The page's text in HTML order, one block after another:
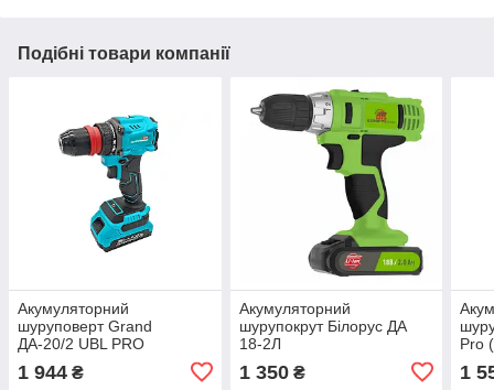
Подібні товари компанії
Акумуляторний
шуруповерт Grand
ДА-20/2 UBL PRO
1 944 ₴
Акумуляторний
шурупокрут Білорус ДА
18-2Л
1 350₴
Pro
1